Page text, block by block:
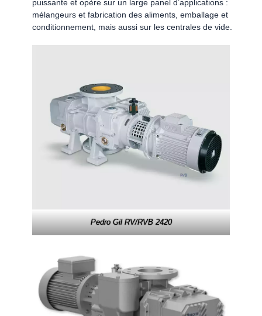
puissante et opère sur un large panel d’applications :
mélangeurs et fabrication des aliments, emballage et
conditionnement, mais aussi sur les centrales de vide.
Pedro Gil RV/RVB 2420